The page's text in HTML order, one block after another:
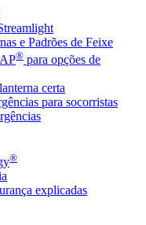
e Padrões de Feixe
® para opções de
certa
para socorristas
®
explicadas